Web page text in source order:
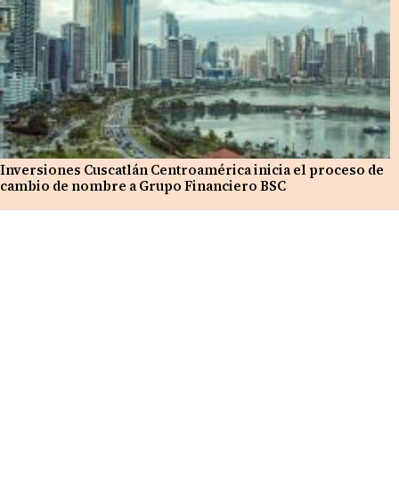
Inversiones Cuscatlán Centroamérica inicia el proceso de
cambio de nombre a Grupo Financiero BSC